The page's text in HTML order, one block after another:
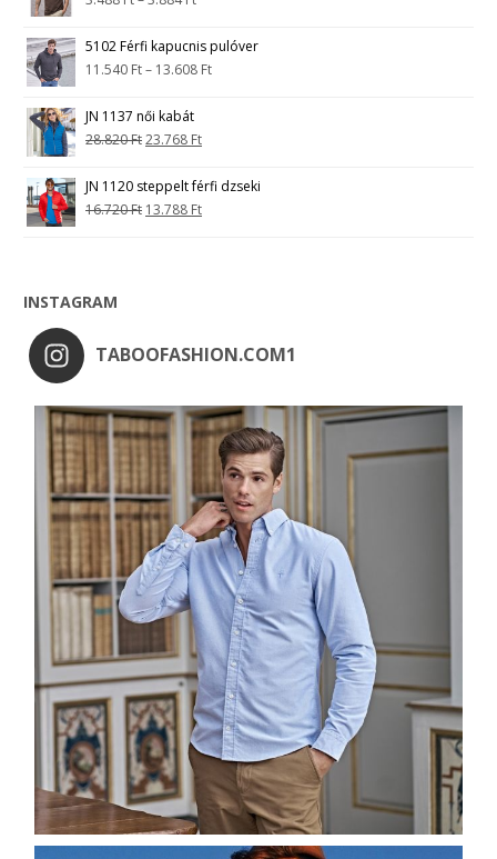
5102 Férfi kapucnis pulóver
11.540 Ft– 13.608 Ft
JN 1137 női kabát
28.820Ft23.768 Ft
JN 1120 steppelt férfi dzseki
16.720Ft 13.788 Ft
INSTAGRAM
TABOOFASHION.COM1